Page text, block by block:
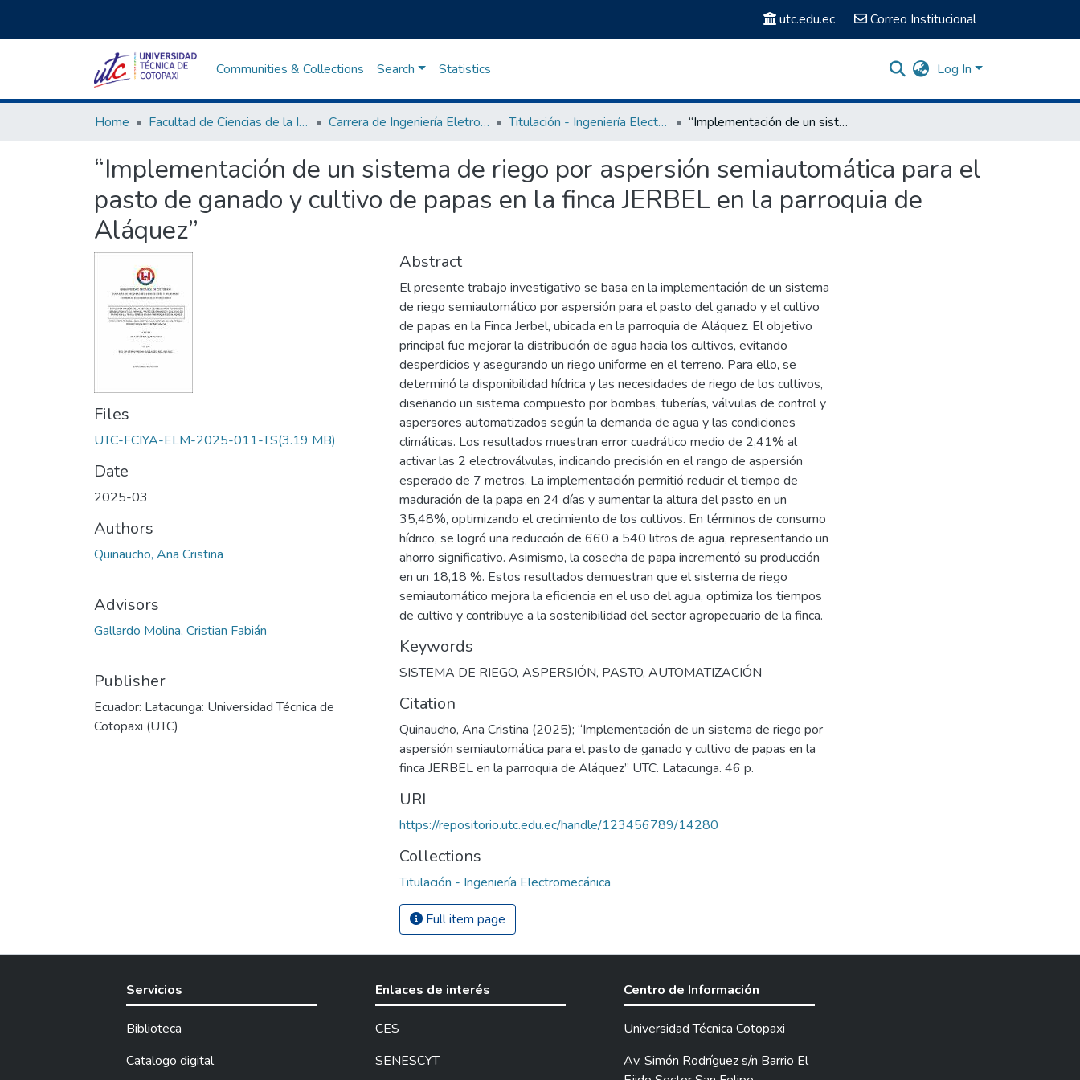
utc.edu.ec Correo Institucional
Communities & Collections Search Statistics Log In
Home Facultad de Ciencias de la Ingeniería y Aplicadas Carrera de Ingeniería Eletromecánica Titulación - Ingeniería Electromecánica “Implementación de un sistema de riego por aspersión semiautomática para el pasto de ganado y cultivo de papas en la finca JERBEL en la parroquia de Aláquez”
“Implementación de un sistema de riego por aspersión semiautomática para el
pasto de ganado y cultivo de papas en la finca JERBEL en la parroquia de
Aláquez”
Files
UTC-FCIYA-ELM-2025-011-TS(3.19 MB)
Date
2025-03
Authors
Quinaucho, Ana Cristina
Advisors
Gallardo Molina, Cristian Fabián
Publisher
Ecuador: Latacunga: Universidad Técnica de
Cotopaxi (UTC)
Abstract
El presente trabajo investigativo se basa en la implementación de un sistema
de riego semiautomático por aspersión para el pasto del ganado y el cultivo
de papas en la Finca Jerbel, ubicada en la parroquia de Aláquez. El objetivo
principal fue mejorar la distribución de agua hacia los cultivos, evitando
desperdicios y asegurando un riego uniforme en el terreno. Para ello, se
determinó la disponibilidad hídrica y las necesidades de riego de los cultivos,
diseñando un sistema compuesto por bombas, tuberías, válvulas de control y
aspersores automatizados según la demanda de agua y las condiciones
climáticas. Los resultados muestran error cuadrático medio de 2,41% al
activar las 2 electroválvulas, indicando precisión en el rango de aspersión
esperado de 7 metros. La implementación permitió reducir el tiempo de
maduración de la papa en 24 días y aumentar la altura del pasto en un
35,48%, optimizando el crecimiento de los cultivos. En términos de consumo
hídrico, se logró una reducción de 660 a 540 litros de agua, representando un
ahorro significativo. Asimismo, la cosecha de papa incrementó su producción
en un 18,18 %. Estos resultados demuestran que el sistema de riego
semiautomático mejora la eficiencia en el uso del agua, optimiza los tiempos
de cultivo y contribuye a la sostenibilidad del sector agropecuario de la finca.
Keywords
SISTEMA DE RIEGO, ASPERSIÓN, PASTO, AUTOMATIZACIÓN
Citation
Quinaucho, Ana Cristina (2025); “Implementación de un sistema de riego por
aspersión semiautomática para el pasto de ganado y cultivo de papas en la
finca JERBEL en la parroquia de Aláquez” UTC. Latacunga. 46 p.
URI
https://repositorio.utc.edu.ec/handle/123456789/14280
Collections
Titulación - Ingeniería Electromecánica
Full item page
Servicios
Biblioteca
Catalogo digital
Enlaces de interés
CES
SENESCYT
Centro de Información
Universidad Técnica Cotopaxi
Av. Simón Rodríguez s/n Barrio El